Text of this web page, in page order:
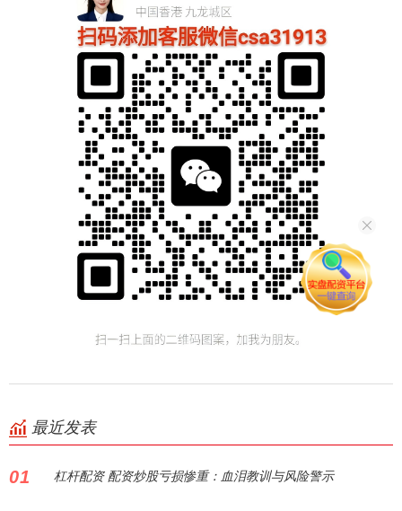
最近发表
01 杠杆配资 配资炒股亏损惨重：血泪教训与风险警示